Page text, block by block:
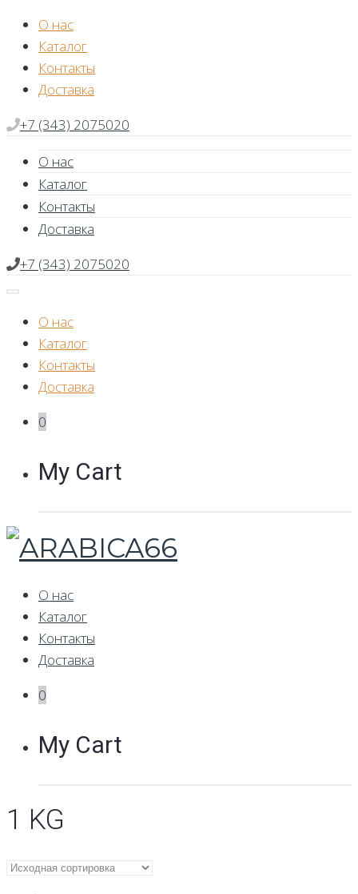
Skip
content
О нас
Каталог
Контакты
Доставка
+7 (343) 2075020
О нас
Каталог
Контакты
Доставка
+7 (343) 2075020
О нас
Каталог
Контакты
Доставка
0
My Cart
О нас
Каталог
Контакты
Доставка
0
My Cart
1 KG